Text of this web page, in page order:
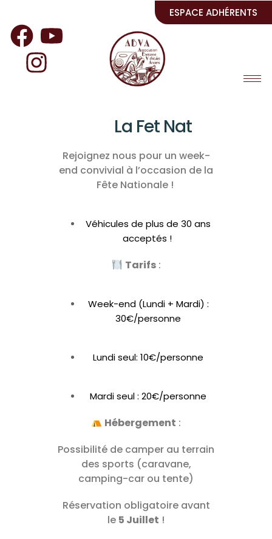
ESPACE ADHÉRENTS
La Fet Nat
Rejoignez nous pour un week-
end convivial à l’occasion de la
Fête Nationale !
Véhicules de plus de 30 ans
acceptés !
Tarifs:
Week-end (Lundi + Mardi) :
30€/personne
Lundi seul: 10€/personne
Mardi seul : 20€/personne
Hébergement :
Possibilité de camper au terrain
des sports (caravane,
camping-car ou tente)
Réservation obligatoire avant
le 5 Juillet !